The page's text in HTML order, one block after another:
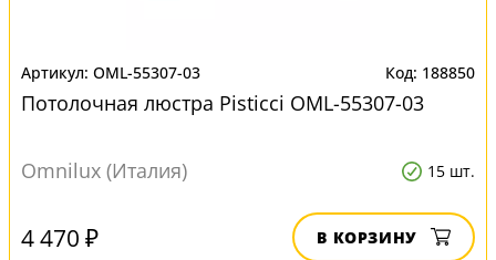
OML-55307-03 188850
Потолочная люстра Pisticci OML-55307-03
Omnilux (Италия) 15 шт.
4 470 ₽ В КОРЗИНУ